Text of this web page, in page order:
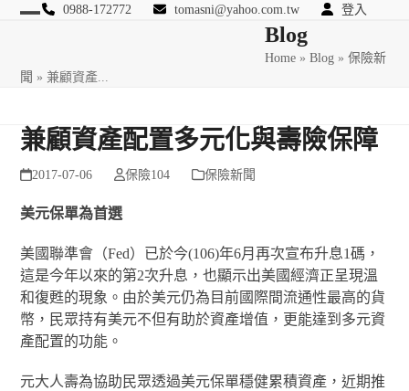
Skip
0988-172772 tomasni@yahoo.com.tw 登入
匯豐國際風險管理顧問Blog
Home »Blog »保險新
聞 »兼顧資產...
兼顧資產配置多元化與壽險保障
2017-07-06 保險104 保險新聞
美元保單為首選
美國聯準會（Fed）已於今(106)年6月再次宣布升息1碼，
這是今年以來的第2次升息，也顯示出美國經濟正呈現溫
和復甦的現象。由於美元仍為目前國際間流通性最高的貨
幣，民眾持有美元不但有助於資產增值，更能達到多元資
產配置的功能。
元大人壽為協助民眾透過美元保單穩健累積資產，近期推